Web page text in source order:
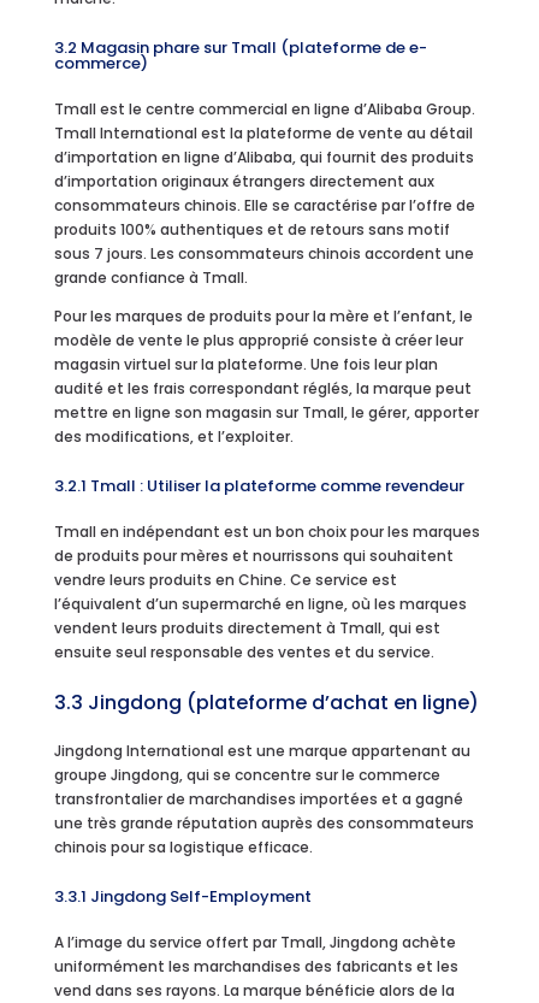
3.2 Magasin phare sur Tmall (plateforme de e-
commerce)
Tmall est le centre commercial en ligne d’Alibaba Group.
Tmall International est la plateforme de vente au détail
d’importation en ligne d’Alibaba, qui fournit des produits
d’importation originaux étrangers directement aux
consommateurs chinois. Elle se caractérise par l’offre de
produits 100% authentiques et de retours sans motif
sous 7 jours. Les consommateurs chinois accordent une
grande confiance à Tmall.
Pour les marques de produits pour la mère et l’enfant, le
modèle de vente le plus approprié consiste à créer leur
magasin virtuel sur la plateforme. Une fois leur plan
audité et les frais correspondant réglés, la marque peut
mettre en ligne son magasin sur Tmall, le gérer, apporter
des modifications, et l’exploiter.
3.2.1 Tmall : Utiliser la plateforme comme revendeur
Tmall en indépendant est un bon choix pour les marques
de produits pour mères et nourrissons qui souhaitent
vendre leurs produits en Chine. Ce service est
l’équivalent d’un supermarché en ligne, où les marques
vendent leurs produits directement à Tmall, qui est
ensuite seul responsable des ventes et du service.
3.3 Jingdong (plateforme d’achat en ligne)
Jingdong International est une marque appartenant au
groupe Jingdong, qui se concentre sur le commerce
transfrontalier de marchandises importées et a gagné
une très grande réputation auprès des consommateurs
chinois pour sa logistique efficace.
3.3.1 Jingdong Self-Employment
A l’image du service offert par Tmall, Jingdong achète
uniformément les marchandises des fabricants et les
vend dans ses rayons. La marque bénéficie alors de la